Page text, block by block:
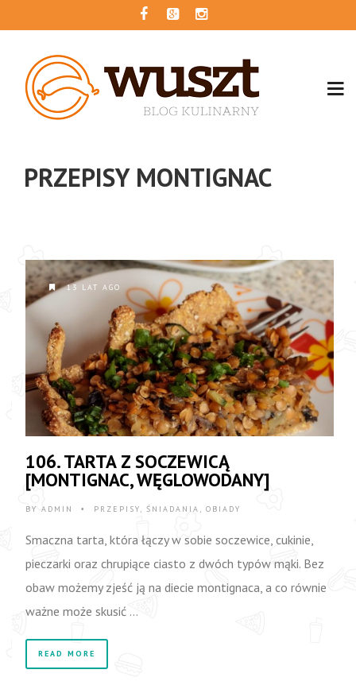
PRZEPISY MONTIGNAC
13 LAT AGO
106. TARTA Z SOCZEWICĄ
[MONTIGNAC, WĘGLOWODANY]
BY ADMIN • PRZEPISY, ŚNIADANIA , OBIADY
Smaczna tarta, która łączy w sobie soczewice, cukinie,
pieczarki oraz chrupiące ciasto z dwóch typów mąki. Bez
obaw możemy zjeść ją na diecie montignaca, a co równie
ważne może skusić …
READ MORE